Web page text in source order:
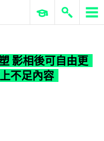
ERP 與商業 AI
影相後可自由更
不足內容